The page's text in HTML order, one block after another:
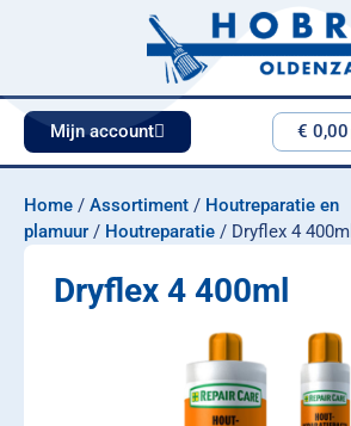
Mijn account € 0,00
Home / Assortiment / Houtreparatie en
plamuur / Houtreparatie / Dryflex 4 400ml
Dryflex 4 400ml